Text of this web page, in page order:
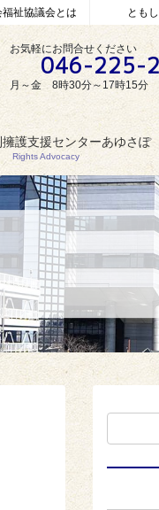
福祉協議会とは とも
お気軽にお問合せください
046-225-
月～金 8時30分～17時15分
護支援センターあゆさぽ
Rights Advocacy